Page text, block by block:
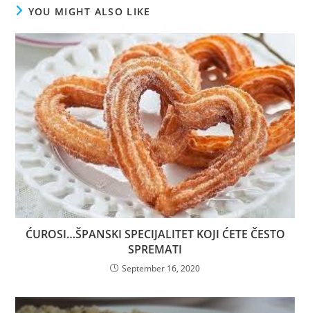
YOU MIGHT ALSO LIKE
ĆUROSI…ŠPANSKI SPECIJALITET KOJI ĆETE ČESTO
SPREMATI
September 16, 2020